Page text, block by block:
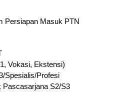
Persiapan Masuk PTN
Vokasi, Ekstensi)
Spesialis/Profesi
Pascasarjana S2/S3